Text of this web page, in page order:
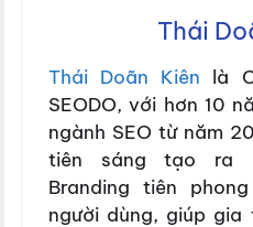
Thái
Thái Doãn Kiên là
SEODO, với hơn 10
ngành SEO từ năm
tiên sáng tạo ra
Branding tiên
người dùng, giúp gia